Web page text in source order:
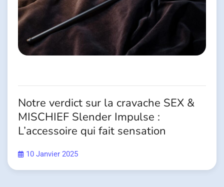
Notre verdict sur la cravache SEX &
MISCHIEF Slender Impulse :
L’accessoire qui fait sensation
10 Janvier 2025